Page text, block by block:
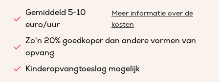
Gemiddeld 5-10
euro/uur
Meer informatie over de
kosten
Zo'n 20% goedkoper dan andere vormen van
opvang
Kinderopvangtoeslag mogelijk